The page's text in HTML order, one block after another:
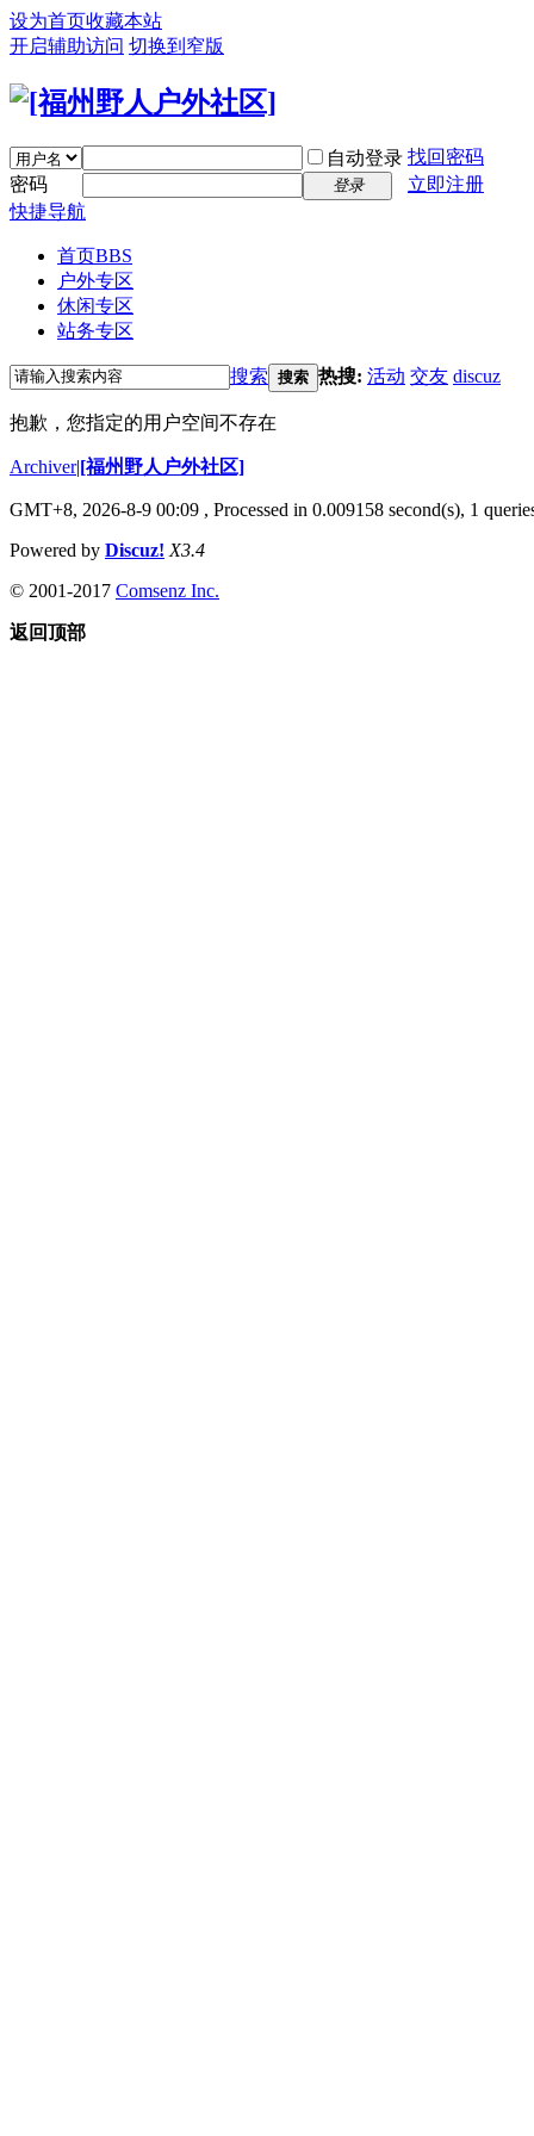
设为首页收藏本站
开启辅助访问 切换到窄版
自动登录 找回密码
密码
登录
立即注册
快捷导航
首页BBS
户外专区
休闲专区
站务专区
搜索 搜索 热搜: 活动 交友 discuz
抱歉，您指定的用户空间不存在
Archiver|[福州野人户外社区]
GMT+8, 2026-8-9 00:09 , Processed in 0.009158 second(s), 1
Powered by Discuz! X3.4
© 2001-2017 Comsenz Inc.
返回顶部